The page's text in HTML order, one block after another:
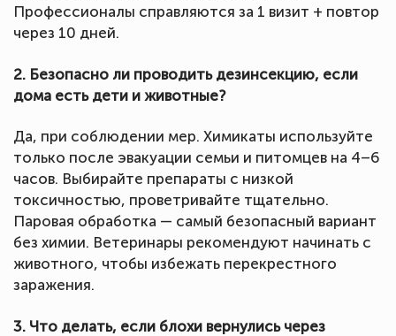
Профессионалы справляются за 1 визит + повтор
через 10 дней.
2. Безопасно ли проводить дезинсекцию, если
дома есть дети и животные?
Да, при соблюдении мер. Химикаты используйте
только после эвакуации семьи и питомцев на 4–6
часов. Выбирайте препараты с низкой
токсичностью, проветривайте тщательно.
Паровая обработка — самый безопасный вариант
без химии. Ветеринары рекомендуют начинать с
животного, чтобы избежать перекрестного
заражения.
3. Что делать, если блохи вернулись через